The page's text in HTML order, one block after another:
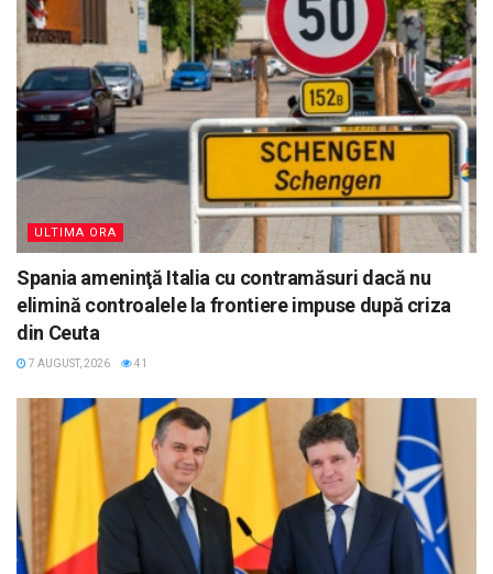
ULTIMA ORA
Spania ameninţă Italia cu contramăsuri dacă nu
elimină controalele la frontiere impuse după criza
din Ceuta
7 AUGUST, 2026 41